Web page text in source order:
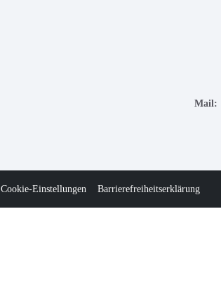
Mail:
Cookie-Einstellungen Barrierefreiheitserklärung